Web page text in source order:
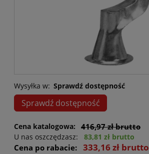
Wysyłka w: Sprawdź dostępność
Sprawdź dostępność
Cena katalogowa: 416,97 zł brutto
U nas oszczędzasz: 83,81 zł brutto
Cena po rabacie: 333,16 zł brutto